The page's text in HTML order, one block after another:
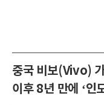
중국 비보(Vivo)
이후 8년 만에 ‘인